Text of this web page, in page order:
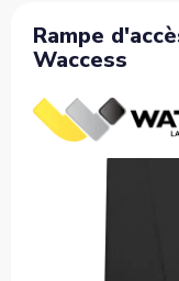
Rampe
Waccess